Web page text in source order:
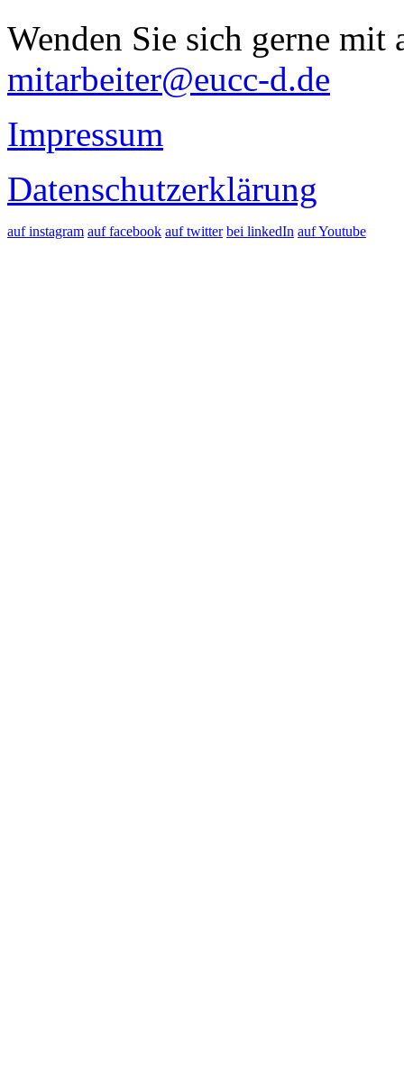
Wenden Sie sich gerne mit
mitarbeiter@eucc-d.de
Impressum
Datenschutzerklärung
auf instagram auf facebook auf twitter bei linkedIn auf Youtube